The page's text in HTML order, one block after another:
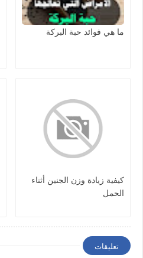
ما هي فوائد حبة البركة
كيفية زيادة وزن الجنين أثناء
الحمل
تعليقات